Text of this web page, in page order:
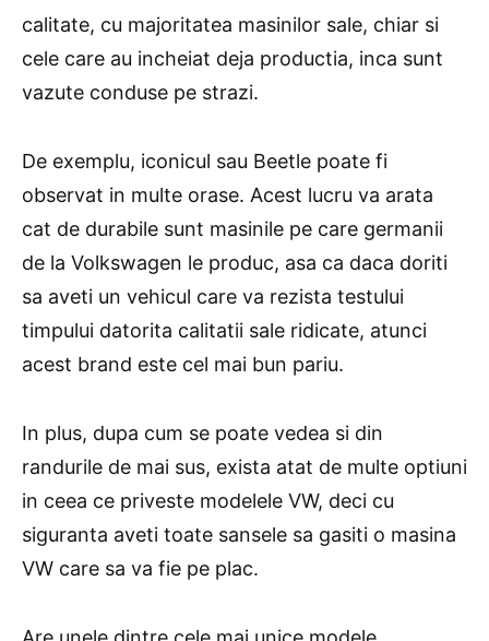
calitate, cu majoritatea masinilor sale, chiar si
cele care au incheiat deja productia, inca sunt
vazute conduse pe strazi.
De exemplu, iconicul sau Beetle poate fi
observat in multe orase. Acest lucru va arata
cat de durabile sunt masinile pe care germanii
de la Volkswagen le produc, asa ca daca doriti
sa aveti un vehicul care va rezista testului
timpului datorita calitatii sale ridicate, atunci
acest brand este cel mai bun pariu.
In plus, dupa cum se poate vedea si din
randurile de mai sus, exista atat de multe optiuni
in ceea ce priveste modelele VW, deci cu
siguranta aveti toate sansele sa gasiti o masina
VW care sa va fie pe plac.